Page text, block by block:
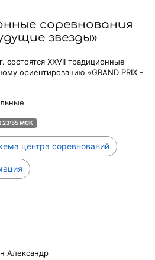
соревнования
звезды»
состоятся ХХVII традиционные
ориентированию «GRAND PRIX -
23:55 МСК
центра соревнований
Александр